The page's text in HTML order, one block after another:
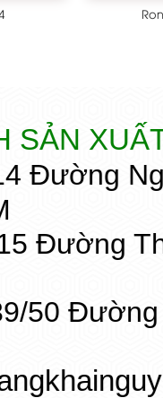
SẢN
Đường
Đường
50